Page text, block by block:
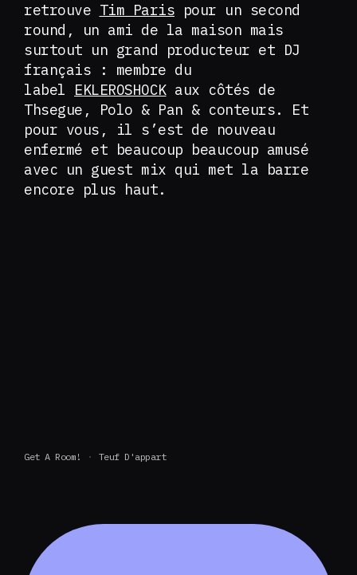
retrouve Tim Paris pour un second
round, un ami de la maison mais
surtout un grand producteur et DJ
français : membre du
label EKLEROSHOCKaux côtés de
Thsegue, Polo & Pan & conteurs. Et
pour vous, il s’est de nouveau
enfermé et beaucoup beaucoup amusé
avec un guest mix qui met la barre
encore plus haut.
Get A Room! Teuf D'appart